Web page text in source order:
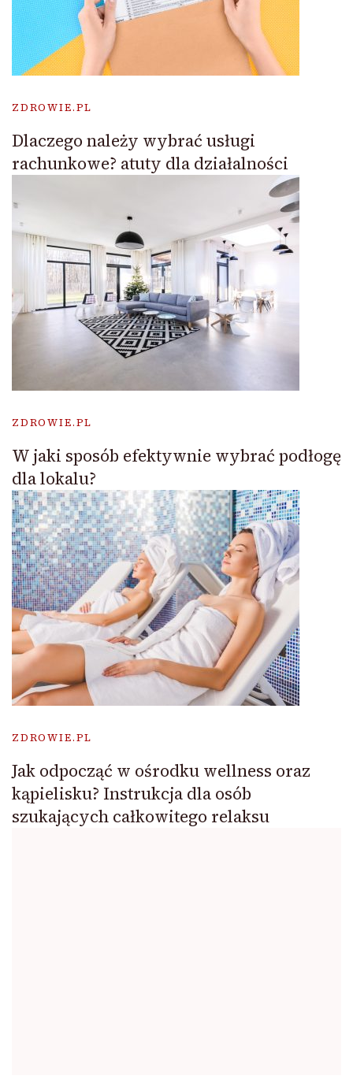
ZDROWIE.PL
Dlaczego należy wybrać usługi
rachunkowe? atuty dla działalności
ZDROWIE.PL
W jaki sposób efektywnie wybrać podłogę
dla lokalu?
ZDROWIE.PL
Jak odpocząć w ośrodku wellness oraz
kąpielisku? Instrukcja dla osób
szukających całkowitego relaksu